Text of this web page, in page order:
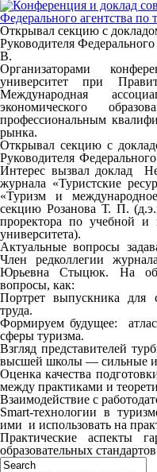
Открывал секцию с
Руководителя
В.
Организаторами
университет при
Международная
экономического
профессиональным
рынка.
Открывал секцию с
Руководителя
Интерес вызвал доклад
журнала «Туристские
«Туризм и
секцию Розанова Т. П.
проректора по учебной и
университета).
Актуальные вопросы
Член редколлегии
Юрьевна Стыцюк. На
вопросы, как:
Портрет выпускника для
труда.
Формируем будущее:
сферы туризма.
Взгляд представителей
высшей школы — сильные и
Оценка качества
между практиками и
Взаимодействие с
Smart-технологии в
ими и использовать на
Практические аспекты
образовательных